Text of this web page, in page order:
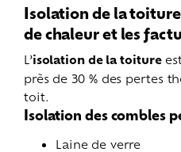
Isolation de la
de chaleur et les
L’isolation de la toiture
près de 30 % des pertes
toit.
Isolation des combles
Laine de verre